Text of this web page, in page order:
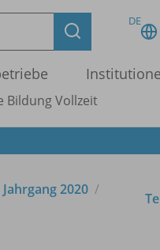
DE
Bildung Vollzeit
Jahrgang 2020